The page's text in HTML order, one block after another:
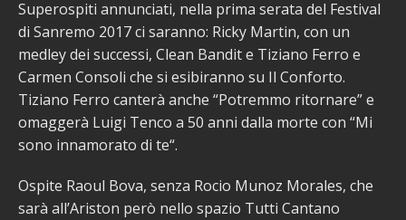
Superospiti annunciati, nella prima serata del Festival
di Sanremo 2017 ci saranno: Ricky Martin, con un
medley dei successi, Clean Bandit e Tiziano Ferro e
Carmen Consoli che si esibiranno su Il Conforto.
Tiziano Ferro canterà anche “Potremmo ritornare” e
omaggerà Luigi Tenco a 50 anni dalla morte con “Mi
sono innamorato di te“.
Ospite Raoul Bova, senza Rocio Munoz Morales, che
sarà all’Ariston però nello spazio Tutti Cantano